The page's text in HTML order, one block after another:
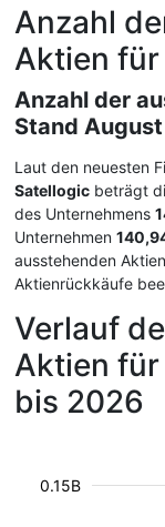
Anzahl
Aktien für
Anzahl der
Stand
Laut den neuesten
Satellogic beträgt
des Unternehmens
Unternehmen
ausstehenden
Aktienrückkäufe
Verlauf
Aktien
bis 2026
0.15B